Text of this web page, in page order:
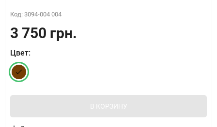
Код: 3094-004 004
3 750 грн.
Цвет:
В КОРЗИНУ